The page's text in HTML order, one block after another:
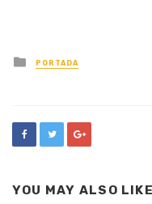
Posted
in
PORTADA
YOU MAY ALSO LIKE